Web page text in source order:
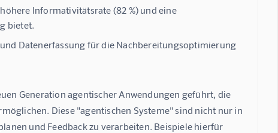
Informativitätsrate (82 %) und eine
bietet.
Datenerfassung für die Nachbereitungsoptimierung
Generation agentischer Anwendungen geführt, die
Diese "agentischen Systeme" sind nicht nur in
und Feedback zu verarbeiten. Beispiele hierfür